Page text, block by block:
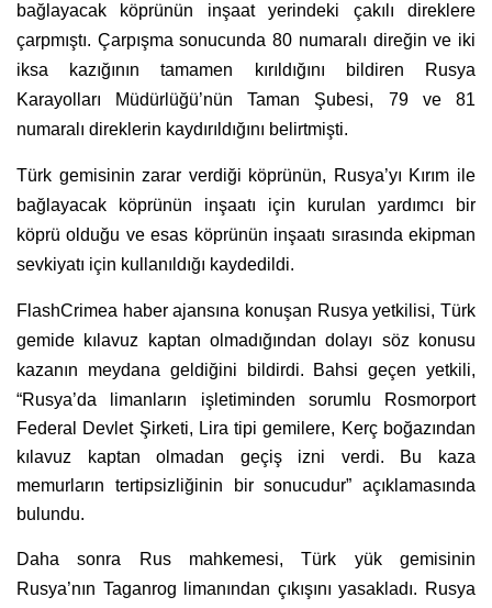
bağlayacak köprünün inşaat yerindeki çakılı direklere
çarpmıştı. Çarpışma sonucunda 80 numaralı direğin ve iki
iksa kazığının tamamen kırıldığını bildiren Rusya
Karayolları Müdürlüğü’nün Taman Şubesi, 79 ve 81
numaralı direklerin kaydırıldığını belirtmişti.
Türk gemisinin zarar verdiği köprünün, Rusya’yı Kırım ile
bağlayacak köprünün inşaatı için kurulan yardımcı bir
köprü olduğu ve esas köprünün inşaatı sırasında ekipman
sevkiyatı için kullanıldığı kaydedildi.
FlashCrimea haber ajansına konuşan Rusya yetkilisi, Türk
gemide kılavuz kaptan olmadığından dolayı söz konusu
kazanın meydana geldiğini bildirdi. Bahsi geçen yetkili,
“Rusya’da limanların işletiminden sorumlu Rosmorport
Federal Devlet Şirketi, Lira tipi gemilere, Kerç boğazından
kılavuz kaptan olmadan geçiş izni verdi. Bu kaza
memurların tertipsizliğinin bir sonucudur” açıklamasında
bulundu.
Daha sonra Rus mahkemesi, Türk yük gemisinin
Rusya’nın Taganrog limanından çıkışını yasakladı. Rusya